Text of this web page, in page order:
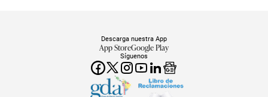
Síguenos
Descarga nuestra App
App StoreGoogle Play